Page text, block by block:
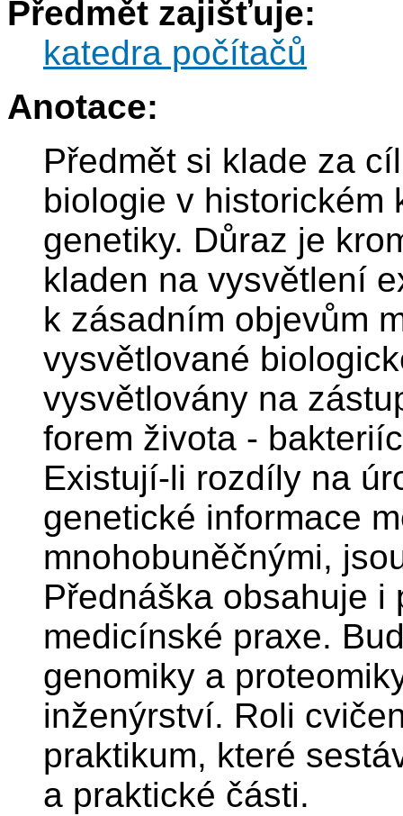
Předmět zajišťuje:
katedra počítačů
Anotace:
Předmět si klade za
biologie v historickém
genetiky. Důraz je
kladen na vysvětlení
k zásadním objevům
vysvětlované
vysvětlovány na
forem života -
Existují-li rozdíly na
genetické informace
mnohobuněčnými,
Přednáška obsahuje i
medicínské praxe.
genomiky a
inženýrství. Roli
praktikum, které
a praktické části.